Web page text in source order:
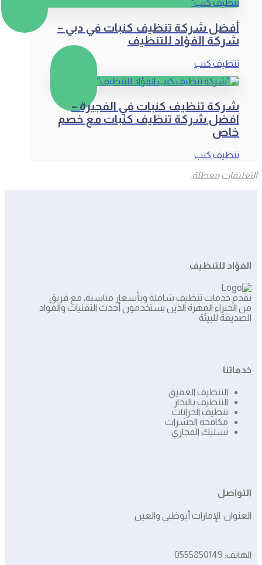
أفضل شركة تنظيف كنبات في دبي –
شركة الفؤاد للتنظيف
تنظيف كنب
شركة تنظيف كنبات في الفجيرة –
افضل شركة تنظيف كنبات مع خصم
خاص
تنظيف كنب
التعليقات معطلة.
الفؤاد للتنظيف
نقدم خدمات تنظيف شاملة وبأسعار مناسبة، مع فريق
من الخبراء المهرة الذين يستخدمون أحدث التقنيات والمواد
الصديقة للبيئة
خدماتنا
التنظيف العميق
التنظيف بالبخار
تنظيف الخزانات
مكافحة الحشرات
تسليك المجاري
التواصل
العنوان: الإمارات أبوظبي والعين
الهاتف: 0555850149